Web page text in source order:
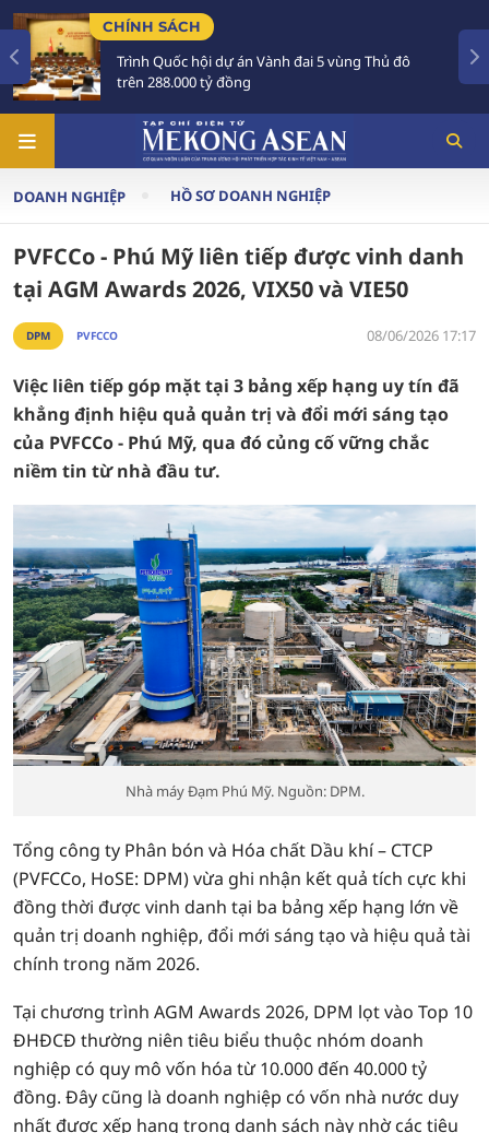
Vành đai 5 vùng Thủ đô
Tổng Bí thư, Chủ tịch
Australia và New
DOANH NGHIỆP HỒ SƠ DOANH NGHIỆP
PVFCCo - Phú Mỹ liên tiếp được vinh danh
tại AGM Awards 2026, VIX50 và VIE50
DPM PVFCCO 08/06/2026 17:17
Việc liên tiếp góp mặt tại 3 bảng xếp hạng uy tín đã
khẳng định hiệu quả quản trị và đổi mới sáng tạo
của PVFCCo - Phú Mỹ, qua đó củng cố vững chắc
niềm tin từ nhà đầu tư.
Nhà máy Đạm Phú Mỹ. Nguồn: DPM.
Tổng công ty Phân bón và Hóa chất Dầu khí – CTCP
(PVFCCo, HoSE: DPM) vừa ghi nhận kết quả tích cực khi
đồng thời được vinh danh tại ba bảng xếp hạng lớn về
quản trị doanh nghiệp, đổi mới sáng tạo và hiệu quả tài
chính trong năm 2026.
Tại chương trình AGM Awards 2026, DPM lọt vào Top 10
ĐHĐCĐ thường niên tiêu biểu thuộc nhóm doanh
nghiệp có quy mô vốn hóa từ 10.000 đến 40.000 tỷ
đồng. Đây cũng là doanh nghiệp có vốn nhà nước duy
nhất được xếp hạng trong danh sách này nhờ các tiêu